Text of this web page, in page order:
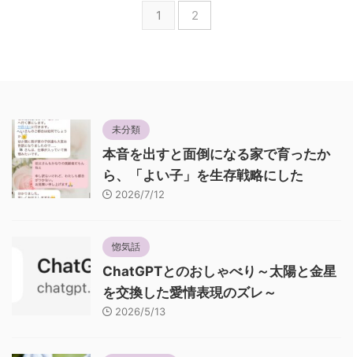
1 2
未分類
本音を出すと面倒になる家で育ったか
ら、「よい子」を生存戦略にした
2026/7/12
惚気話
ChatGPTとのおしゃべり～太陽と金星
を交換した愛情表現のズレ～
2026/5/13